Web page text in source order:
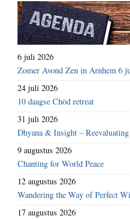
6 juli 2026
Zomer Avond Zen in Arnhem 6
24 juli 2026
10 daagse Chöd retreat
31 juli 2026
Dhyana & Insight –
9 augustus 2026
Chanting for World Peace
12 augustus 2026
Wandering the Way of Perfect
17 augustus 2026